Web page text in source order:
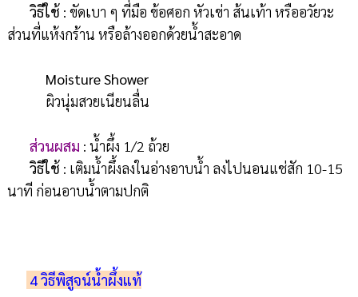
วิธีใช้ : ขัดเบา ๆ ที่มือ ข้อศอก หัวเข่า ส้นเท้า หรืออวัยวะ
ส่วนที่แห้งกร้าน หรือล้างออกด้วยน้ำสะอาด
Moisture Shower
ผิวนุ่มสวยเนียนลื่น
ส่วนผสม : น้ำผึ้ง 1/2 ถ้วย
วิธีใช้ : เติมน้ำผึ้งลงในอ่างอาบน้ำ ลงไปนอนแช่สัก 10-15
นาที ก่อนอาบน้ำตามปกติ
4 วิธีพิสูจน์น้ำผึ้งแท้